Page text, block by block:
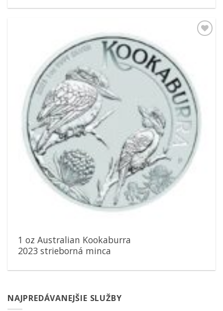
1 oz Australian Kookaburra
2023 strieborná minca
NAJPREDÁVANEJŠIE SLUŽBY